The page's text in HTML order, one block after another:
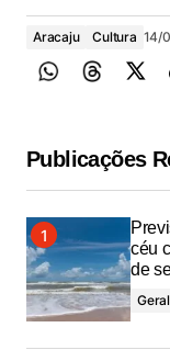
Aracaju Cultura 14/
Publicações
céu
de
Geral